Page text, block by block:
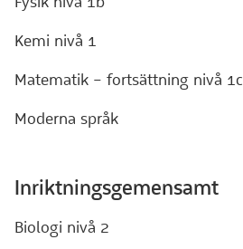
Kemi nivå 1
Matematik – fortsättning nivå 1c
Moderna språk
Inriktningsgemensamt
Biologi nivå 2